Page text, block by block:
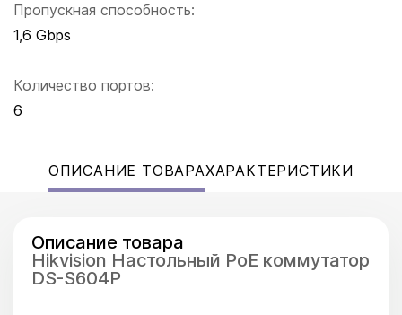
Пропускная способность:
1,6 Gbps
Количество портов:
6
ОПИСАНИЕ ТОВАРАХАРАКТЕРИСТИКИ
Описание товара
Hikvision Настольный PoE коммутатор
DS-S604P